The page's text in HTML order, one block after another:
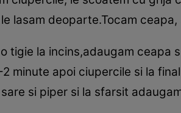
lasam deoparte.Tocam
tigie la incins,adaugam ceapa
minute apoi ciupercile si la
si piper si la sfarsit